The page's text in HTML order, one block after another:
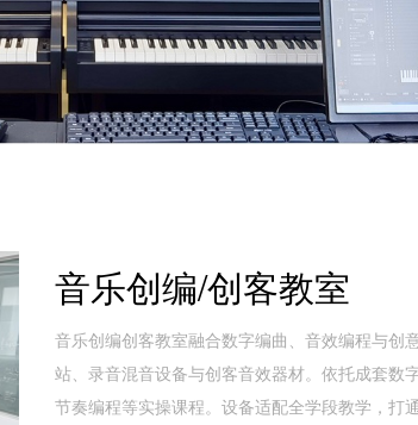
音乐创编/创客教室
音乐创编创客教室融合数字编曲、音效编程与创
站、录音混音设备与创客音效器材。依托成套数
节奏编程等实操课程。设备适配全学段教学，打